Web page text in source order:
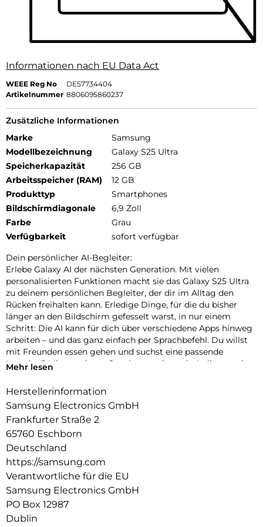
Informationen nach EU Data Act
WEEE Reg No
DE57734404
Artikelnummer 8806095860237
Zusätzliche Informationen
Marke
Samsung
Modellbezeichnung
Galaxy S25 Ultra
Speicherkapazität
256 GB
Arbeitsspeicher (RAM)
12 GB
Produkttyp
Smartphones
Bildschirmdiagonale
6,9 Zoll
Farbe
Grau
Verfügbarkeit
sofort verfügbar
Dein persönlicher AI-Begleiter:
Erlebe Galaxy AI der nächsten Generation. Mit vielen
personalisierten Funktionen macht sie das Galaxy S25 Ultra
zu deinem persönlichen Begleiter, der dir im Alltag den
Rücken freihalten kann. Erledige Dinge, für die du bisher
länger an den Bildschirm gefesselt warst, in nur einem
Schritt: Die AI kann für dich über verschiedene Apps hinweg
arbeiten – und das ganz einfach per Sprachbefehl. Du willst
mit Freunden essen gehen und suchst eine passende
Location? Mit nur einem Satz kannst du nach „Italiener mit
und die Zusammenfassung direkt in euren Gruppenchat
Auch darum kann sich jetzt dein Galaxy S25 Ultra kümmern.
In Form von automatischen Now Briefs versorgt es dich mit
Tipps und Updates rund um deine Routinen. Auf deiner
täglichen Strecke zum Büro ist heute viel Verkehr? Schon
erhältst du die Mitteilung, dass du 10 Minuten früher
losfahren solltest. Sogar an einen Schirm wirst du erinnert,
wenn sich schlechtes Wetter ankündigt. So wirst du nicht im
Regen stehen gelassen – und auch im Dunkeln nicht: Dank
AI-gestützter Optimierung in Echtzeit machst du mit der
hochauflösenden Kamera auch bei Nacht eindrucksvolle und
Mehr lesen
Herstellerinformation
Samsung Electronics GmbH
Frankfurter Straße 2
65760 Eschborn
Deutschland
https://samsung.com
Verantwortliche für die EU
Samsung Electronics GmbH
PO Box 12987
Dublin